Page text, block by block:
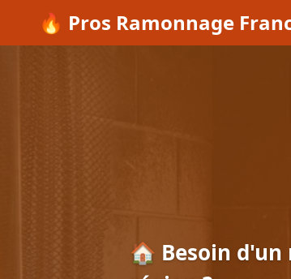
🔥 Pros Ramonnage
🏠 Besoin